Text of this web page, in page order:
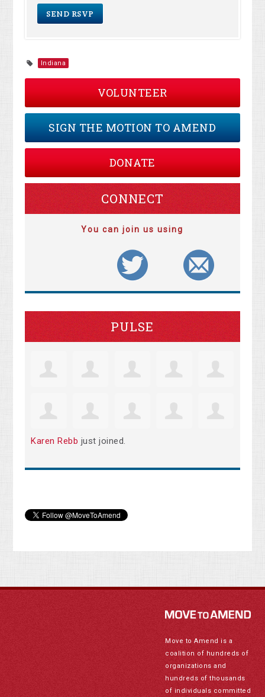
Indiana
VOLUNTEER
SIGN THE MOTION TO AMEND
DONATE
CONNECT
You can join us using
PULSE
Karen Rebb just joined.
Move to Amend is a
coalition of hundreds of
organizations and
hundreds of thousands
of individuals committed